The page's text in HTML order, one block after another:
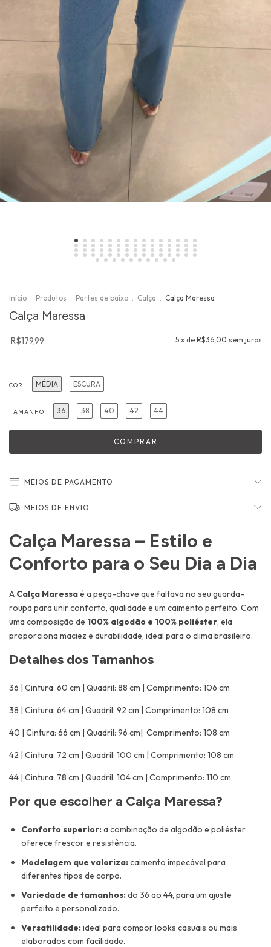
Início . Produtos . Partes de baixo . Calça . Calça Maressa
Calça Maressa
R$179,99 5 x de R$36,00 sem juros
COR MÉDIA ESCURA
TAMANHO 36 38 40 42 44
MEIOS DE PAGAMENTO
MEIOS DE ENVIO
Calça Maressa – Estilo e
Conforto para o Seu Dia a Dia
A Calça Maressaé a peça-chave que faltava no seu guarda-
roupa para unir conforto, qualidade e um caimento perfeito. Com
uma composição de 100% algodão e 100% poliéster, ela
proporciona maciez e durabilidade, ideal para o clima brasileiro.
Detalhes dos Tamanhos
36 | Cintura: 60 cm | Quadril: 88 cm | Comprimento: 106 cm
38 | Cintura: 64 cm | Quadril: 92 cm | Comprimento: 108 cm
40 | Cintura: 66 cm | Quadril: 96 cm| Comprimento: 108 cm
42 | Cintura: 72 cm | Quadril: 100 cm | Comprimento: 108 cm
44 | Cintura: 78 cm | Quadril: 104 cm | Comprimento: 110 cm
Por que escolher a Calça Maressa?
Conforto superior:a combinação de algodão e poliéster
oferece frescor e resistência.
Modelagem que valoriza:caimento impecável para
diferentes tipos de corpo.
Variedade de tamanhos:do 36 ao 44, para um ajuste
perfeito e personalizado.
Versatilidade:ideal para compor looks casuais ou mais
elaborados com facilidade.